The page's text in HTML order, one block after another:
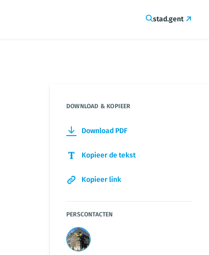
stad.gent
DOWNLOAD & KOPIEER
Download PDF
Kopieer de tekst
Kopieer link
PERSCONTACTEN